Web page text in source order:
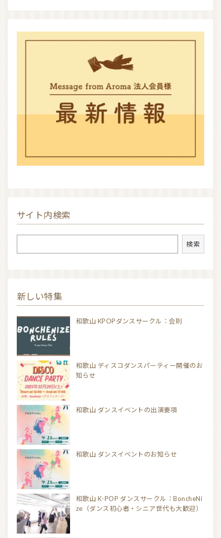
サイト内検索
検索
新しい特集
和歌山 KPOPダンスサークル：会則
和歌山 ディスコダンスパーティー開催のお
知らせ
和歌山 ダンスイベントの出演要項
和歌山 ダンスイベントのお知らせ
和歌山 K-POP ダンスサークル：BoncheNi
ze（ダンス初心者・シニア世代も大歓迎）